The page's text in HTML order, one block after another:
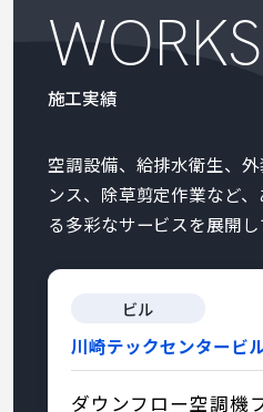
WORKS
施工実績
空調設備、給排水衛生、
ンス、除草剪定作業など
る多彩なサービスを展開し
ビル
川崎テックセンタービ
ダウンフロー空調機